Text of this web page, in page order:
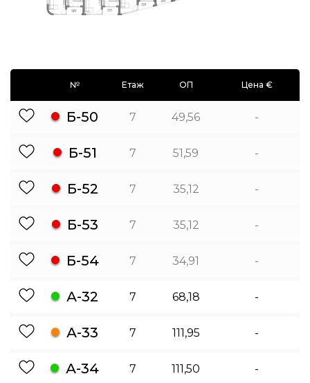
№ Етаж ОП Цена €
Б-50 7 49,56 -
Б-51 7 51,59 -
Б-52 7 35,12 -
Б-53 7 35,12 -
Б-54 7 34,91 -
А-32 7 68,18 -
А-33 7 111,95 -
А-34 7 111,50 -